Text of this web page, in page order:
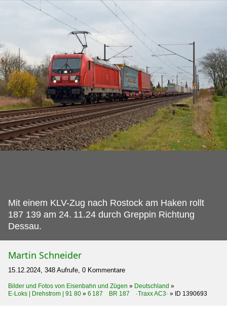
Mit einem KLV-Zug nach Rostock am Haken rollt
187 139 am 24. 11.24 durch Greppin Richtung
Dessau.
Martin Schneider
15.12.2024, 348 Aufrufe, 0 Kommentare
Bilder und Fotos von Eisenbahn und Zügen » Deutschland »
E-Loks | Drehstrom | 91 80 » 6 187 BR 187 ·Traxx AC3· » ID 1390693